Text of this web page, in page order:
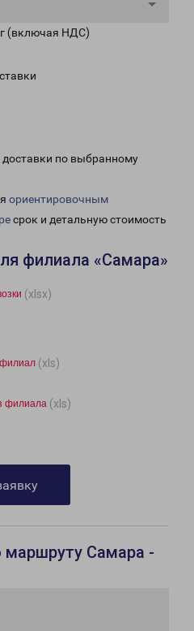
(включая НДС)
по выбранному
ориентировочным
срок и детальную стоимость
филиала «Самара»
(xlsx)
(xls)
филиала (xls)
маршруту Самара -